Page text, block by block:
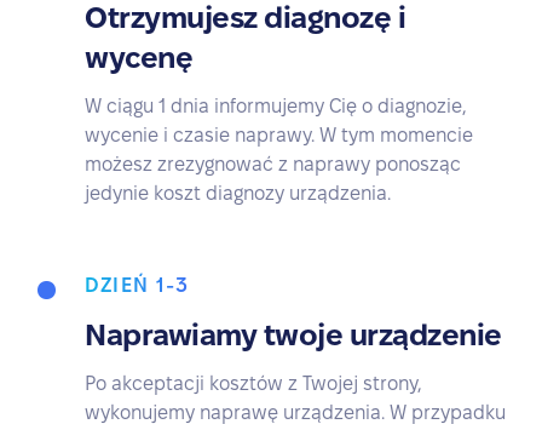
Otrzymujesz diagnozę i
wycenę
W ciągu 1 dnia informujemy Cię o diagnozie,
wycenie i czasie naprawy. W tym momencie
możesz zrezygnować z naprawy ponosząc
jedynie koszt diagnozy urządzenia.
DZIEŃ 1-3
Naprawiamy twoje urządzenie
Po akceptacji kosztów z Twojej strony,
wykonujemy naprawę urządzenia. W przypadku